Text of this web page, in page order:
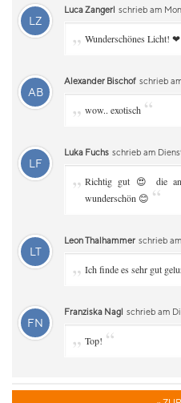
LZ
Luca Zangerl schrieb am
„ Wunderschönes Licht! ❤
AB
Alexander Bischof schrieb
„ wow.. exotisch “
LF
Luka Fuchs schrieb am
„ Richtig gut 😍 die
wunderschön 😊 “
LT
Leon Thalhammer schrieb
„ Ich finde es sehr gut
FN
Franziska Nagl schrieb am
„ Top! “